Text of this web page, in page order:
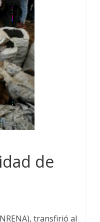
de
transfirió al